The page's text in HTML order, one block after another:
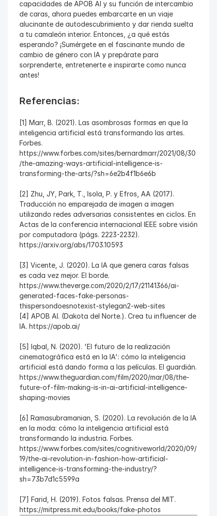
capacidades de APOB AI y su función de intercambio
de caras, ahora puedes embarcarte en un viaje
alucinante de autodescubrimiento y dar rienda suelta
a tu camaleón interior. Entonces, ¿a qué estás
esperando? ¡Sumérgete en el fascinante mundo de
cambio de género con IA y prepárate para
sorprenderte, entretenerte e inspirarte como nunca
antes!
Referencias:
[1] Marr, B. (2021). Las asombrosas formas en que la
inteligencia artificial está transformando las artes.
Forbes.
https://www.forbes.com/sites/bernardmarr/2021/08/30
/the-amazing-ways-artificial-intelligence-is-
transforming-the-arts/?sh=6e2b4f1b6e6b
[2] Zhu, JY, Park, T., Isola, P. y Efros, AA (2017).
Traducción no emparejada de imagen a imagen
utilizando redes adversarias consistentes en ciclos. En
Actas de la conferencia internacional IEEE sobre visión
por computadora (págs. 2223-2232).
https://arxiv.org/abs/1703.10593
[3] Vicente, J. (2020). La IA que genera caras falsas
es cada vez mejor. El borde.
https://www.theverge.com/2020/2/17/21141366/ai-
generated-faces-fake-personas-
thispersondoesnotexist-stylegan2-web-sites
[4] APOB AI. (Dakota del Norte.). Crea tu influencer de
IA. https://apob.ai/
[5] Iqbal, N. (2020). 'El futuro de la realización
cinematográfica está en la IA': cómo la inteligencia
artificial está dando forma a las películas. El guardián.
https://www.theguardian.com/film/2020/mar/08/the-
future-of-film-making-is-in-ai-artificial-intelligence-
shaping-movies
[6] Ramasubramanian, S. (2020). La revolución de la IA
en la moda: cómo la inteligencia artificial está
transformando la industria. Forbes.
https://www.forbes.com/sites/cognitiveworld/2020/09/
19/the-ai-revolution-in-fashion-how-artificial-
intelligence-is-transforming-the-industry/?
sh=73b7d1c5599a
[7] Farid, H. (2019). Fotos falsas. Prensa del MIT.
https://mitpress.mit.edu/books/fake-photos